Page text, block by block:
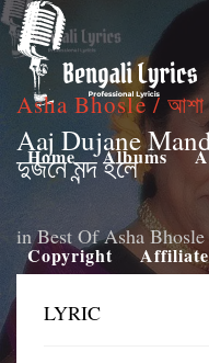
Home Albums
Copyright
Asha Bhosle / আশা
Aaj Dujane
দুজনে মন্দ হলে
inBest Of Asha Bhosle
LYRIC